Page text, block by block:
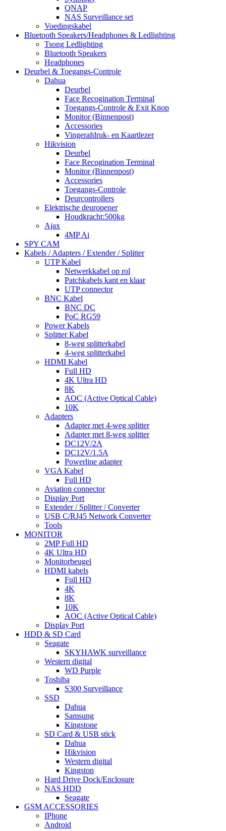
QNAP
NAS Surveillance set
Voedingskabel
Bluetooth Speakers/Headphones & Ledlighting
Tsong Ledlighting
Bluetooth Speakers
Headphones
Deurbel & Toegangs-Controle
Dahua
Deurbel
Face Recogination Terminal
Toegangs-Controle & Exit Knop
Monitor (Binnenpost)
Accessories
Vingerafdruk- en Kaartlezer
Hikvision
Deurbel
Face Recogination Terminal
Monitor (Binnenpost)
Accessories
Toegangs-Controle
Deurcontrollers
Elektrische deuropener
Houdkracht:500kg
Ajax
4MP Ai
SPY CAM
Kabels / Adapters / Extender / Splitter
UTP Kabel
Netwerkkabel op rol
Patchkabels kant en klaar
UTP connector
BNC Kabel
BNC DC
PoC RG59
Power Kabels
Splitter Kabel
8-weg splitterkabel
4-weg splitterkabel
HDMI Kabel
Full HD
4K Ultra HD
8K
AOC (Active Optical Cable)
10K
Adapters
Adapter met 4-weg splitter
Adapter met 8-weg splitter
DC12V/2A
DC12V/1.5A
Powerline adapter
VGA Kabel
Full HD
Aviation connector
Display Port
Extender / Splitter / Converter
USB C/RJ45 Network Converter
Tools
MONITOR
2MP Full HD
4K Ultra HD
Monitorbeugel
HDMI kabels
Full HD
4K
8K
10K
AOC (Active Optical Cable)
Display Port
HDD & SD Card
Seagate
SKYHAWK surveillance
Western digital
WD Purple
Toshiba
S300 Surveillance
SSD
Dahua
Samsung
Kingstone
SD Card & USB stick
Dahua
Hikvision
Western digital
Kingston
Hard Drive Dock/Enclosure
NAS HDD
Seagate
GSM ACCESSORIES
IPhone
Android